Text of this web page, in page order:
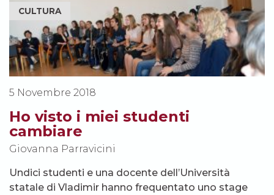
CULTURA
5 Novembre 2018
Ho visto i miei studenti
cambiare
Giovanna Parravicini
Undici studenti e una docente dell’Università
statale di Vladimir hanno frequentato uno stage